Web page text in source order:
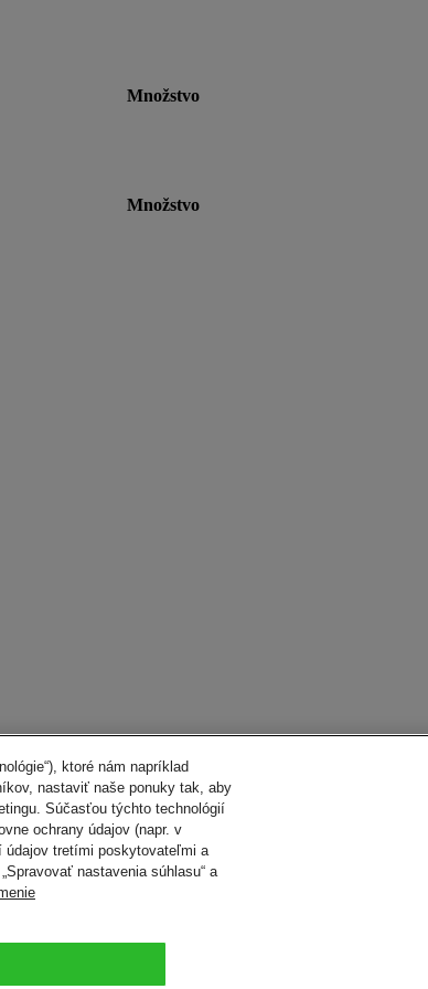
Množstvo
Množstvo
nebezpečného tovaru
ktoré nám napríklad
nastaviť naše ponuky tak, aby
Súčasťou týchto technológií
ochrany údajov (napr. v
údajov tretími poskytovateľmi a
nastavenia súhlasu“ a